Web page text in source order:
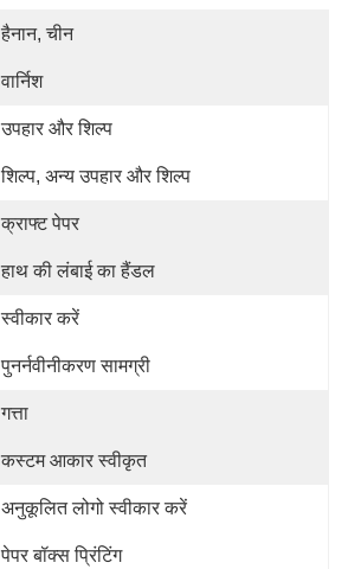
हैनान, चीन
वार्निश
उपहार और शिल्प
शिल्प, अन्य उपहार और शिल्प
क्राफ्ट पेपर
हाथ की लंबाई का हैंडल
स्वीकार करें
पुनर्नवीनीकरण सामग्री
गत्ता
कस्टम आकार स्वीकृत
अनुकूलित लोगो स्वीकार करें
पेपर बॉक्स प्रिंटिंग